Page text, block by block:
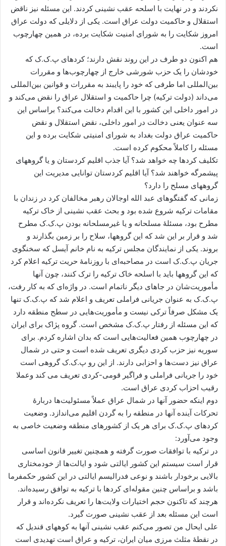
نکردند و در نهایت با اسلحه عقب نشینی کردند. این مسئله نیز ناقض
استقلال و حاکمیت دولت عراق است. یکی از دلایلی که دولت عراق
امروز شکایت را به شورای امنیت شکایت برده، در همین چهارچوب
است.
هم اکنون دو طرف در این روند نقش دارند؛ کردهای پ.ک.ک که
خودشان را یک حزب شورشی خارج از چهارچوب‌ها و مقررات‌
بین‌المللی اما طرفی که خود را پایبند به مقررات و قوانین بین‌المللی
می‌داند (دولت ترکیه) چرا حاکمیت و استقلال عراق را نقض می‌کند و
در امور داخلی این کشور با این اقدام دخالت می‌کند؟ براساس این
سه عنوان یعنی دخالت در امور داخلی، نقض استقلال و نقض
حاکمیت عراق دولت بغداد به شورای امنیتی شکایت برده و این
مسئله را کاملاً محکوم کرده است.
تکلیف کردها چه خواهد شد؟ آیا جذب اقلیم کردستان و یا گروههای
پیشمرگه خواهند شد؟ آیا اقلیم کردستان توانایی مدیریت این
گروههای مسلح را دارد؟
زمانی که گفتگوهای عبد الله اوجالان رهبر مخالفان کرد در زندان با
مقامات ترکیه شروع شده بود و بحث عقب نشینی از خاک ترکیه
مطرح بود، مسئلۀ مسلحانه و یا غیرمسلحانه بودن پ.ک.ک مطرح
شد و قرار بر این شد که این گروهها، سلاح را بر زمین بگذارند و
بروند. یکی از نمایندگان مجلس ترکیه به نام خانم آیسل که سخنگوی
جریان پ.ک.ک است در مصاحبه‌ای با روزنامۀ حریت ترکیه اعلام کرد
که این گروهها باید با اسلحه خاک ترکیه را ترک کنند، چون آنها
مأموریت‌شان در جاهای دیگر ناتمام است. در واژه‌ای که به کار رفت،
پ.ک.ک به عنوان جریانی فراملی تعریف و اعلام شد که پ.ک.ک تنها
یک مشکل صرفاً ترکی نیست و مأموریت‌هایی در سطح منطقه دارد
که این مسئله از رفتار پ.ک.ک مشخص است. گروه پژاک برای ایران
در چهارچوب همین فعالیت‌هایی است که بدان اشاره کردم. برای
سوریه نیز حزب کردی دیگری تعریف شده است و حتی در شمال
عراق نیز دست‌ها و احزابی دارند. از این رو پ.ک.ک گروهی است
خود را جریانی فراملی و فراگیر قومی-کردی تعریف می کند وعملا
رقیب احزاب کردی عراق است.
دوم اینکه حضور آنها در شمال عراق عملاً مسئولیت‌ها دربارۀ
تحرکات آینده آنها در منطقه را به گردن اقلیم می‌اندازد. وضعیت
کردهای پ.ک.ک برای هر یک از کشورهای منطقه وضعیت خاصی به
وجود می‌آورد:
در ترکیه با توافقات صورت گرفته و همچنین تغییر قانون اساسی
قرار است سیستم این کشور ایالتی شود و ایالت‌ها از خودمختاری
بالایی برخودار باشند و نوعی فدرالیسم ایالتی در این کشور حکمفرما
باشد و براساس چنین مقوله‌ای کردها با ترکیه به توافق رسیده‌اند.
هرچند که تاکنون حجم اختیارات ولایت‌ها را تعریف نکرده‌اند و قرار
است این مسئله بعد از عقب نشینی صورت گیرد.
علی ایحال من تصور می‌کنم عقب نشینی آنها به کوههای قندیل که
در نقطۀ مثلث مرزی میان ایران، ترکیه و عراق است تهدیدی است